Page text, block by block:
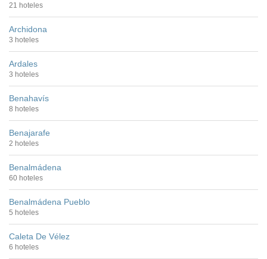
21 hoteles
Archidona
3 hoteles
Ardales
3 hoteles
Benahavís
8 hoteles
Benajarafe
2 hoteles
Benalmádena
60 hoteles
Benalmádena Pueblo
5 hoteles
Caleta De Vélez
6 hoteles